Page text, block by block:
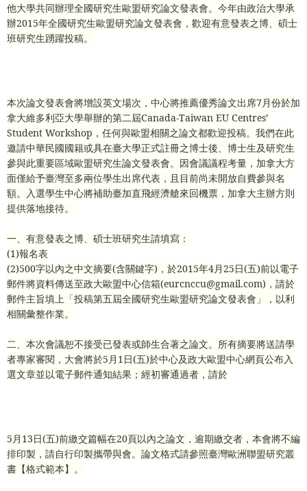
他大學共同辦理全國研究生歐盟研究論文發表會。今年由政治大學承
辦2015年全國研究生歐盟研究論文發表會，歡迎有意發表之博、碩士
班研究生踴躍投稿。
本次論文發表會將增設英文場次，中心將推薦優秀論文出席7 月份於加
拿大維多利亞大學舉辦的第二屆Canada-Taiwan EU Centres’
Student Workshop ，任何與歐盟相關之論文都歡迎投稿。我們在此
邀請中華民國國籍或具在臺大學正式註冊之博士後、博士生及研究生
參與此重要區域歐盟研究生論文發表會。因會議議程考量，加拿大方
面僅給予臺灣至多兩位學生出席代表，且目前尚未開放自費參與名
額。入選學生中心將補助臺加直飛經濟艙來回機票，加拿大主辦方則
提供落地接待。
一、有意發表之博、碩士班研究生請填寫：
(1)報名表
(2)500字以內之中文摘要(含關鍵字) ，於2015年4月 25日(五)前以電子
郵件將資料傳送至政大歐盟中心信箱(eurcnccu@gmail.com) ，請於
郵件主旨填上「投稿第五屆全國研究生歐盟研究論文發表會」，以利
相關彙整作業。
二、本次會議恕不接受已發表或師生合著之論文。所有摘要將送請學
者專家審閱，大會將於5 月 1 日(五)於中心及政大歐盟中心網頁公布入
選文章並以電子郵件通知結果；經初審通過者，請於
5 月 13日(五)前繳交篇幅在20頁以內之論文，逾期繳交者，本會將不編
排印製，請自行印製攜帶與會。論文格式請參照臺灣歐洲聯盟研究叢
書【格式範本】。